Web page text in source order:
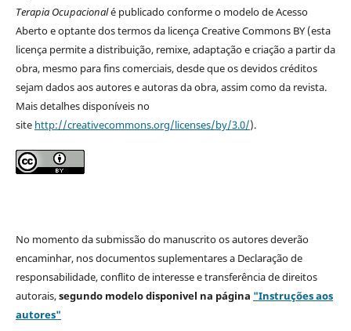
Terapia Ocupacionalé publicado conforme o modelo de Acesso
Aberto e optante dos termos da licença Creative Commons BY (esta
licença permite a distribuição, remixe, adaptação e criação a partir da
obra, mesmo para fins comerciais, desde que os devidos créditos
sejam dados aos autores e autoras da obra, assim como da revista.
Mais detalhes disponíveis no
site http://creativecommons.org/licenses/by/3.0/).
No momento da submissão do manuscrito os autores deverão
encaminhar, nos documentos suplementares a Declaração de
responsabilidade, conflito de interesse e transferência de direitos
autorais,segundo modelodisponivel na página "Instruções aos
autores"